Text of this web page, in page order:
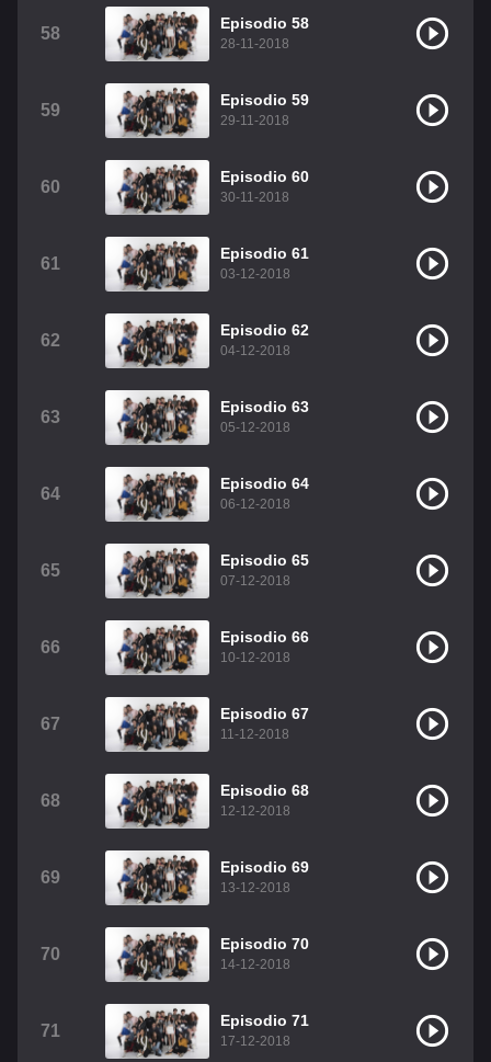
58
Episodio 58
28-11-2018
59
Episodio 59
29-11-2018
60
Episodio 60
30-11-2018
61
Episodio 61
03-12-2018
62
Episodio 62
04-12-2018
63
Episodio 63
05-12-2018
64
Episodio 64
06-12-2018
65
Episodio 65
07-12-2018
66
Episodio 66
10-12-2018
67
Episodio 67
11-12-2018
68
Episodio 68
12-12-2018
69
Episodio 69
13-12-2018
70
Episodio 70
14-12-2018
71
Episodio 71
17-12-2018